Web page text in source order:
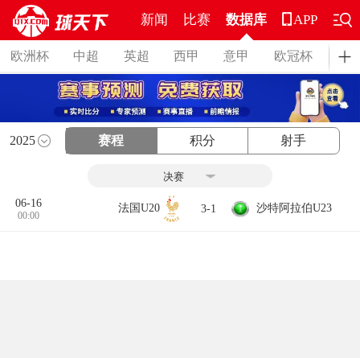
新闻 比赛 数据库
欧洲杯 中超 英超 西甲 意甲 欧冠杯 德
APP
2025 赛程 积分 射手
06-16
00:00
法国U20 3-1 沙特阿拉伯U23